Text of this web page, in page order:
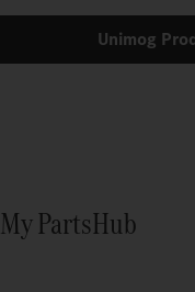
Unimog
My PartsHub